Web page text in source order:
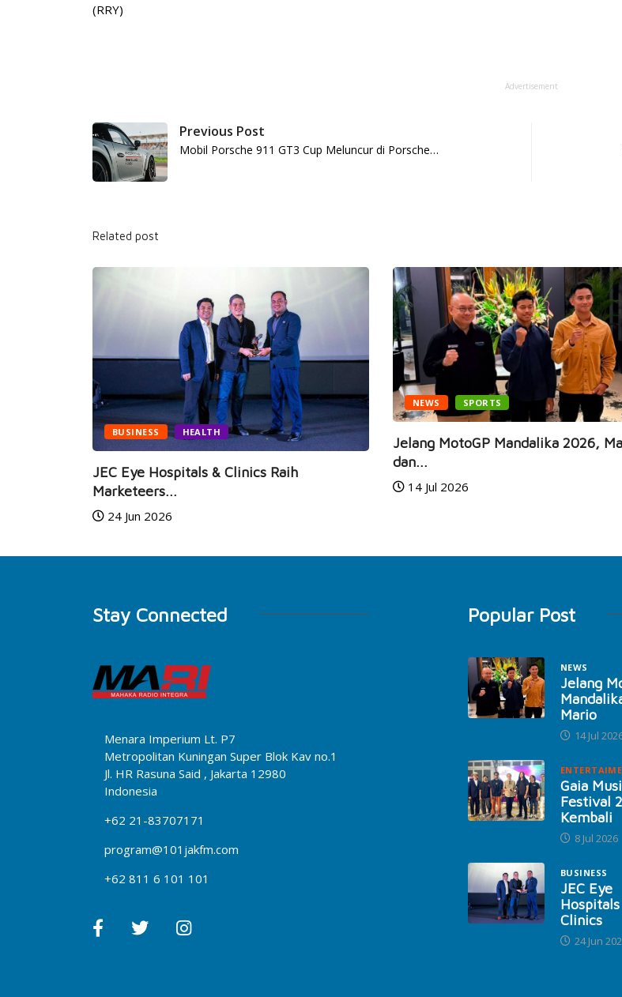
(RRY)
Advertisement
Previous Post
Mobil Porsche 911 GT3 Cup Meluncur di Porsche…
Related post
BUSINESS HEALTH
JEC Eye Hospitals & Clinics Raih
Marketeers...
24 Jun 2026
NEWS SPORTS
Jelang MotoGP Mandalika 2026,
dan...
14 Jul 2026
Stay Connected
Menara Imperium Lt. P7
Metropolitan Kuningan Super Blok Kav no.1
Jl. HR Rasuna Said , Jakarta 12980
Indonesia
+62 21-83707171
program@101jakfm.com
+62 811 6 101 101
Popular Post
NEWS
Jelang
Mario
14 Jul
Gaia
Festival
Kembali
8 Jul 2026
BUSINESS
JEC Eye
Hospitals
Clinics
24 Jun